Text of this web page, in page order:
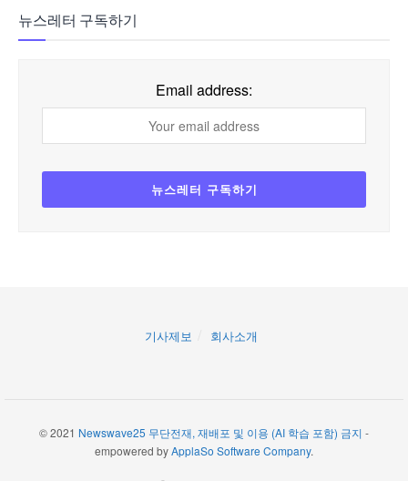
뉴스레터 구독하기
Email address:
기사제보 회사소개
© 2021 Newswave25 무단전재, 재배포 및 이용 (AI 학습 포함) 금지 -
empowered byApplaSo Software Company.